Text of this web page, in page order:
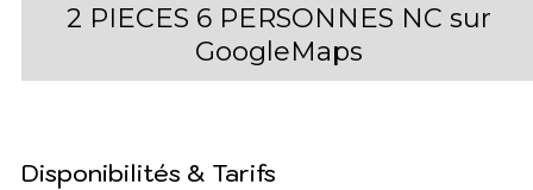
2 PIECES 6 PERSONNES NC sur
GoogleMaps
Disponibilités & Tarifs